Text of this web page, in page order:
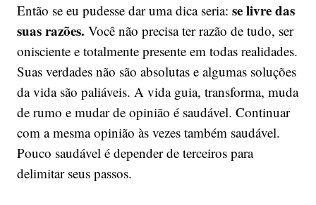
Então se eu pudesse dar uma dica seria: se livre das
suas razões. Você não precisa ter razão de tudo, ser
onisciente e totalmente presente em todas realidades.
Suas verdades não são absolutas e algumas soluções
da vida são paliáveis. A vida guia, transforma, muda
de rumo e mudar de opinião é saudável. Continuar
com a mesma opinião às vezes também saudável.
Pouco saudável é depender de terceiros para
delimitar seus passos.